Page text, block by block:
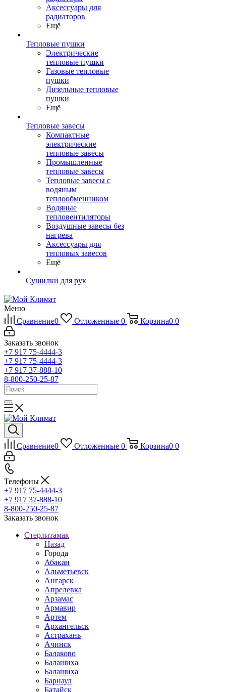
Аксессуары для
радиаторов
Ещё
Тепловые пушки
Электрические
тепловые пушки
Газовые тепловые
пушки
Дизельные тепловые
пушки
Ещё
Тепловые завесы
Компактные
электрические
тепловые завесы
Промышленные
тепловые завесы
Тепловые завесы с
водяным
теплообменником
Водяные
тепловентиляторы
Воздушные завесы без
нагрева
Аксессуары для
тепловых завесов
Ещё
Сушилки для рук
Меню
Сравнение0 Отложенные 0 Корзина0 0
Заказать звонок
+7 917 75-4444-3
+7 917 75-4444-3
+7 917 37-888-10
8-800-250-25-87
Сравнение0 Отложенные 0 Корзина0 0
Телефоны
+7 917 75-4444-3
+7 917 37-888-10
8-800-250-25-87
Заказать звонок
Стерлитамак
Назад
Города
Абакан
Альметьевск
Ангарск
Апрелевка
Арзамас
Армавир
Артем
Архангельск
Астрахань
Ачинск
Балаково
Балашиха
Балашиха
Барнаул
Батайск